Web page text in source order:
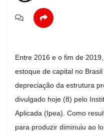
Entre 2016 e o fim de
estoque de capital no
depreciação da estrutura
divulgado hoje (8) pelo
Aplicada (Ipea). Como
para produzir diminuiu ao